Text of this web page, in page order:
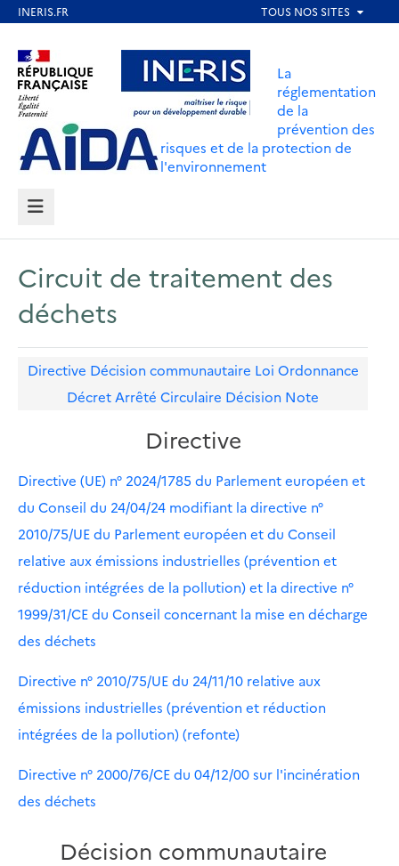
contenu
principal
Aller au contenu Aller au menu
Aller au pied de page
La
réglementation
de la
prévention des
risques et de la protection de
l'environnement
MENU
Circuit de traitement des
déchets
Directive Décision communautaire Loi Ordonnance
DécretArrêté Circulaire Décision Note
Directive
Directive (UE) n° 2024/1785 du Parlement européen et
du Conseil du 24/04/24 modifiant la directive n°
2010/75/UE du Parlement européen et du Conseil
relative aux émissions industrielles (prévention et
réduction intégrées de la pollution) et la directive n°
1999/31/CE du Conseil concernant la mise en décharge
des déchets
Directive n° 2010/75/UE du 24/11/10 relative aux
émissions industrielles (prévention et réduction
intégrées de la pollution) (refonte)
Directive n° 2000/76/CE du 04/12/00 sur l'incinération
des déchets
Décision communautaire